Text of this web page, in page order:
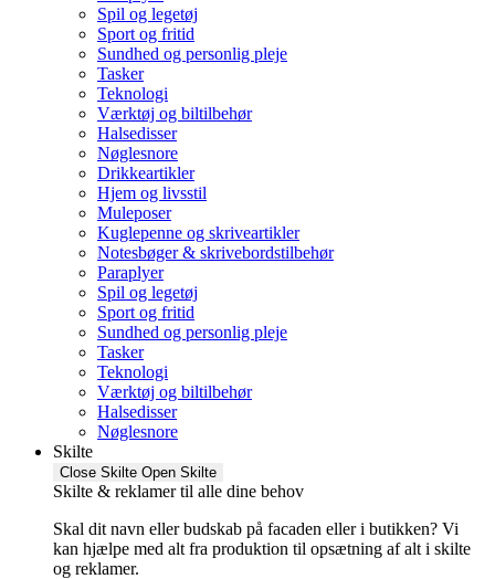
Spil og legetøj
Sport og fritid
Sundhed og personlig pleje
Tasker
Teknologi
Værktøj og biltilbehør
Halsedisser
Nøglesnore
Drikkeartikler
Hjem og livsstil
Muleposer
Kuglepenne og skriveartikler
Notesbøger & skrivebordstilbehør
Paraplyer
Spil og legetøj
Sport og fritid
Sundhed og personlig pleje
Tasker
Teknologi
Værktøj og biltilbehør
Halsedisser
Nøglesnore
Skilte
Close Skilte Open Skilte
Skilte & reklamer til alle dine behov
Skal dit navn eller budskab på facaden eller i butikken? Vi
kan hjælpe med alt fra produktion til opsætning af alt i skilte
og reklamer.